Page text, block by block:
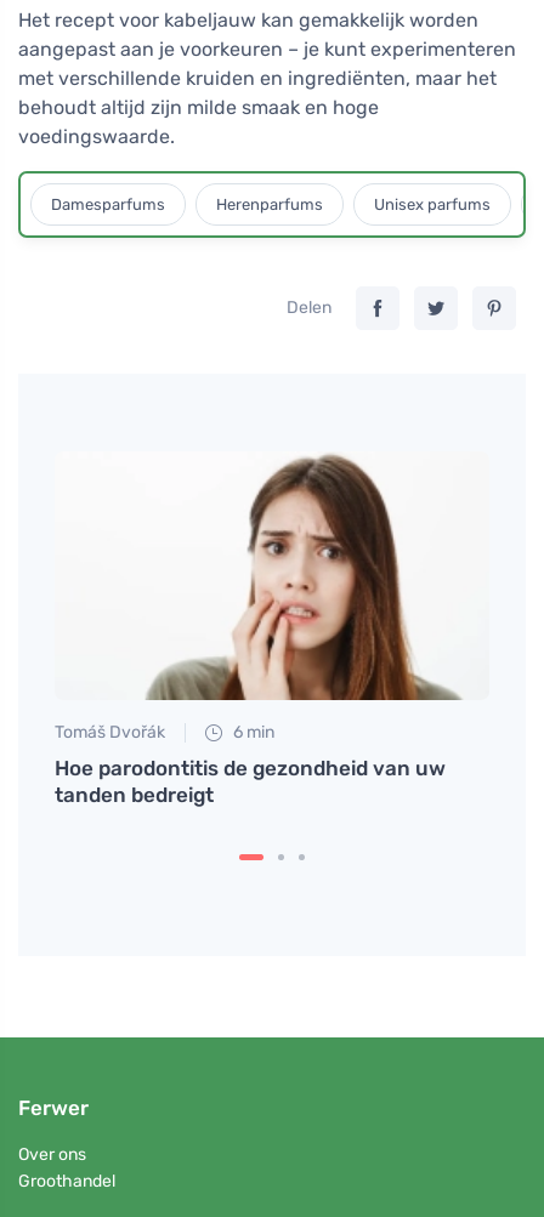
Het recept voor kabeljauw kan gemakkelijk worden
aangepast aan je voorkeuren – je kunt experimenteren
met verschillende kruiden en ingrediënten, maar het
behoudt altijd zijn milde smaak en hoge
voedingswaarde.
Damesparfums Herenparfums Unisex parfums
Delen
Tomáš Dvořák 6 min
Hoe parodontitis de gezondheid van uw
tanden bedreigt
Ferwer
Over ons
Groothandel